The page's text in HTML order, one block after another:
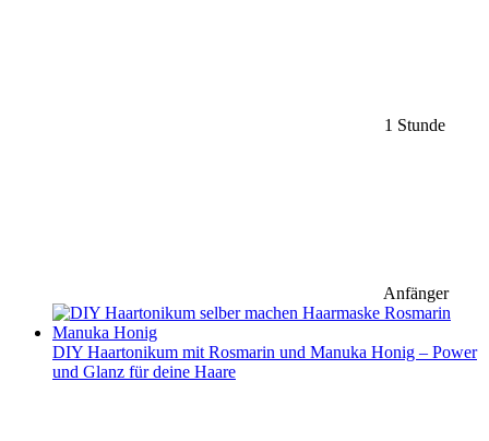
1 Stunde
Anfänger
DIY Haartonikum mit Rosmarin und Manuka Honig – Power
und Glanz für deine Haare